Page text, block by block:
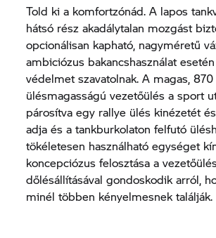
Told ki a komfortzónád. A lapos
hátsó rész akadálytalan mozgást
opcionálisan kapható, nagyméretű
ambiciózus bakancshasználat
védelmet szavatolnak. A magas,
ülésmagasságú vezetőülés a sport
párosítva egy rallye ülés kinézetét
adja és a tankburkolaton felfutó
tökéletesen használható egységet
koncepciózus felosztása a
dőlésállításával gondoskodik arról,
minél többen kényelmesnek találják.